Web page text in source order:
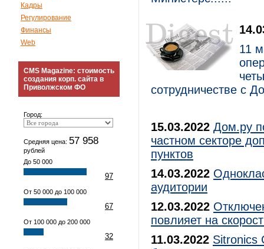
Кадры
Регулирование
Финансы
Web
CMS Magazine: стоимость
создания корп. сайта в
Приволжском ФО
Город:
Средняя цена: 57 958
рублей
До 50 000
97
От 50 000 до 100 000
67
От 100 000 до 200 000
32
11
сотрудничестве с
15.03.2022 Дом.ру
частном секторе
пунктов
14.03.2022
аудитории
12.03.2022
повлияет на
11.03.2022 Sitronics